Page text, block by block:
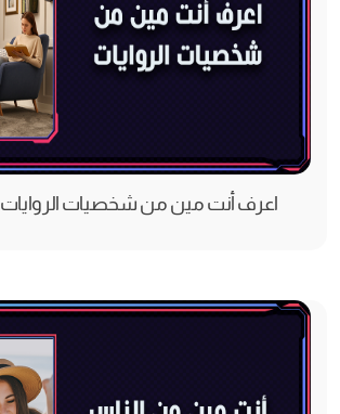
اعرف أنت مين من شخصيات الروايات